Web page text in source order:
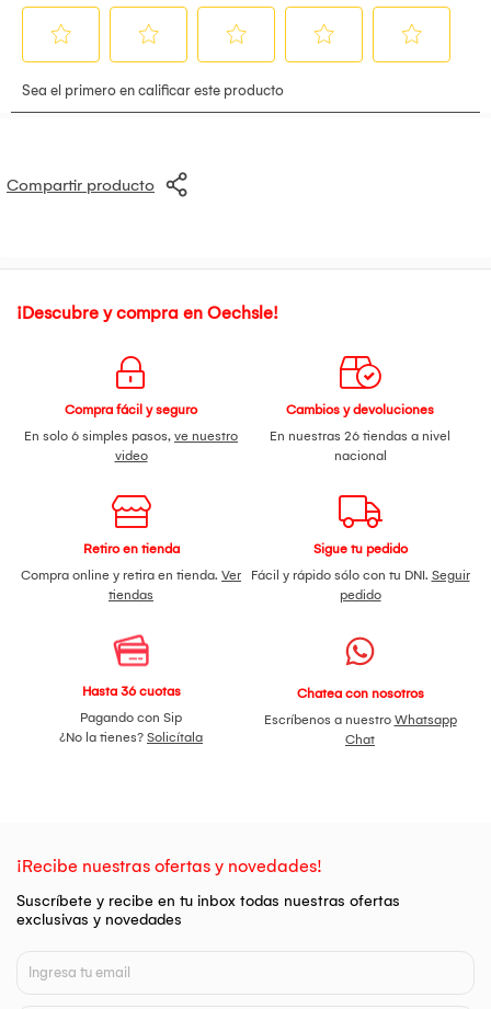
Compartir producto
¡Descubre y compra en Oechsle!
Compra fácil y seguro
En solo 6 simples pasos, ve nuestro
video
Cambios y devoluciones
En nuestras 26 tiendas a nivel
nacional
Retiro en tienda
Compra online y retira en tienda. Ver
tiendas
Sigue tu pedido
Fácil y rápido sólo con tu DNI. Seguir
pedido
Hasta 36 cuotas
Pagando con Sip
¿No la tienes? Solicítala
Chatea con nosotros
Escríbenos a nuestro Whatsapp
Chat
¡Recibe nuestras ofertas y novedades!
Suscríbete y recibe en tu inbox todas nuestras ofertas
exclusivas y novedades